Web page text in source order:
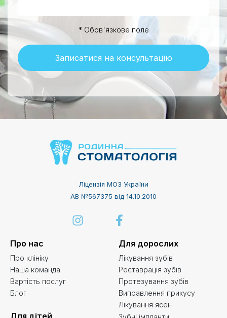
* Обов'язкове поле
Записатися на консультацію
Ліцензія МОЗ України
АВ №567375 від 14.10.2010
Про нас
Про клініку
Наша команда
Вартість послуг
Блог
Для дорослих
Лікування зубів
Реставрація зубів
Протезування зубів
Виправлення прикусу
Лікування ясен